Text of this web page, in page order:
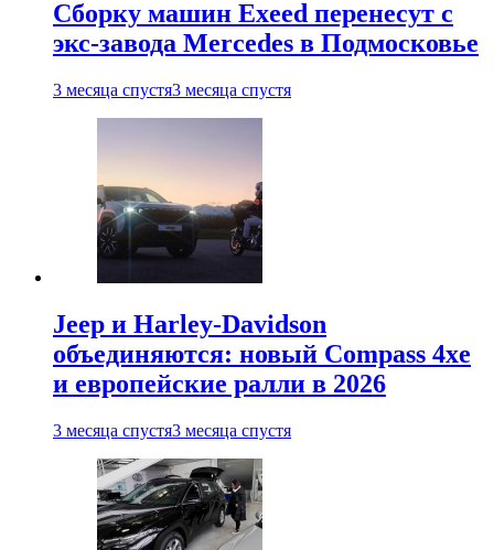
Сборку машин Exeed перенесут с
экс-завода Mercedes в Подмосковье
3 месяца спустя3 месяца спустя
Jeep и Harley-Davidson
объединяются: новый Compass 4xe
и европейские ралли в 2026
3 месяца спустя3 месяца спустя